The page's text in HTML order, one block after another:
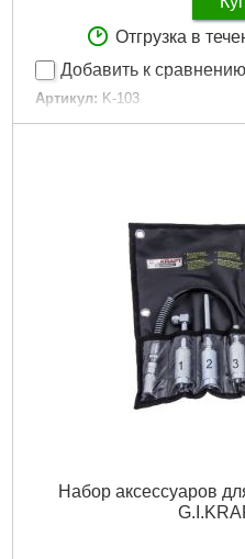
Отгрузка в
Добавить к сравнению
Артикул: K-103
Код товара: 15.79.39
Набор аксессуаров